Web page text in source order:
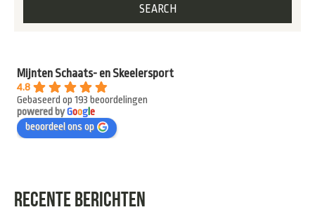
Mijnten Schaats- en Skeelersport
4.8
Gebaseerd op 193 beoordelingen
powered byGooge
beoordeel ons op
RECENTE BERICHTEN